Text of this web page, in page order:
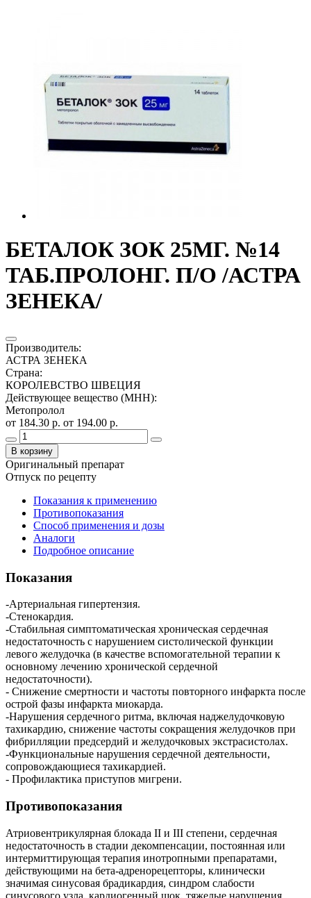
БЕТАЛОК ЗОК 25МГ. №14
ТАБ.ПРОЛОНГ. П/О /АСТРА
ЗЕНЕКА/
Производитель:
АСТРА ЗЕНЕКА
Страна:
КОРОЛЕВСТВО ШВЕЦИЯ
Действующее вещество (МНН):
Метопролол
от 184.30 р. от 194.00 р.
В корзину
Оригинальный препарат
Отпуск по рецепту
Показания к применению
Противопоказания
Способ применения и дозы
Аналоги
Подробное описание
Показания
-Артериальная гипертензия.
-Стенокардия.
-Стабильная симптоматическая хроническая сердечная
недостаточность с нарушением систолической функции
левого желудочка (в качестве вспомогательной терапии к
основному лечению хронической сердечной
недостаточности).
- Снижение смертности и частоты повторного инфаркта после
острой фазы инфаркта миокарда.
-Нарушения сердечного ритма, включая наджелудочковую
тахикардию, снижение частоты сокращения желудочков при
фибрилляции предсердий и желудочковых экстрасистолах.
-Функциональные нарушения сердечной деятельности,
сопровождающиеся тахикардией.
- Профилактика приступов мигрени.
Противопоказания
Атриовентрикулярная блокада II и III степени, сердечная
недостаточность в стадии декомпенсации, постоянная или
интермиттирующая терапия инотропными препаратами,
действующими на бета-адренорецепторы, клинически
значимая синусовая брадикардия, синдром слабости
синусового узла, кардиогенный шок, тяжелые нарушения